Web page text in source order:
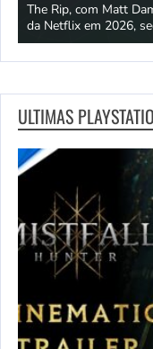
The Rip, com Matt
da Netflix em 2026,
ULTIMAS